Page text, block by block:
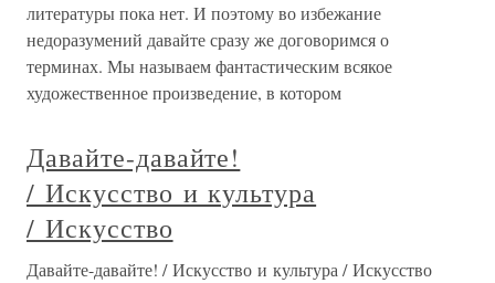
литературы пока нет. И поэтому во избежание
недоразумений давайте сразу же договоримся о
терминах. Мы называем фантастическим всякое
художественное произведение, в котором
Давайте-давайте!
/ Искусство и культура
/ Искусство
Давайте-давайте! / Искусство и культура / Искусство